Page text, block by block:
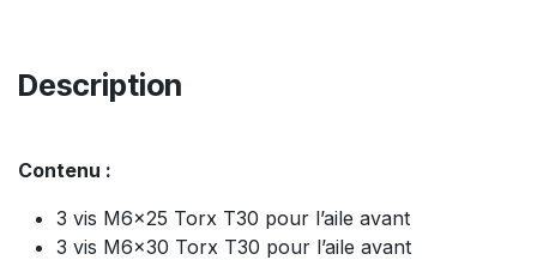
Description
Contenu :
3 vis M6x25 Torx T30 pour l’aile avant
3 vis M6x30 Torx T30 pour l’aile avant